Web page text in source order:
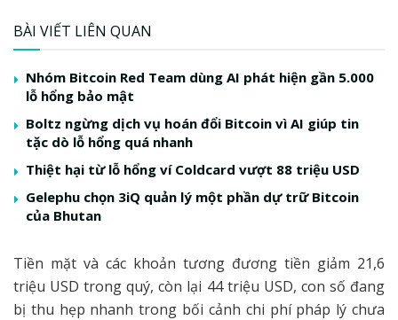
BÀI VIẾT LIÊN QUAN
Nhóm Bitcoin Red Team dùng AI phát hiện gần 5.000
lỗ hổng bảo mật
Boltz ngừng dịch vụ hoán đổi Bitcoin vì AI giúp tin
tặc dò lỗ hổng quá nhanh
Thiệt hại từ lỗ hổng ví Coldcard vượt 88 triệu USD
Gelephu chọn 3iQ quản lý một phần dự trữ Bitcoin
của Bhutan
Tiền mặt và các khoản tương đương tiền giảm 21,6
triệu USD trong quý, còn lại 44 triệu USD, con số đang
bị thu hẹp nhanh trong bối cảnh chi phí pháp lý chưa